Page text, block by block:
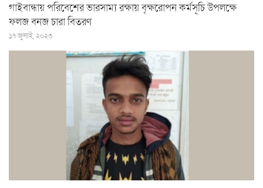
গাইবান্ধায় পরিবেশের ভারসাম্য রক্ষায় বৃক্ষরোপন কর্মসূচি উপলক্ষে
ফলজ বনজ চারা বিতরণ
১৭ জুলাই, ২০২৩